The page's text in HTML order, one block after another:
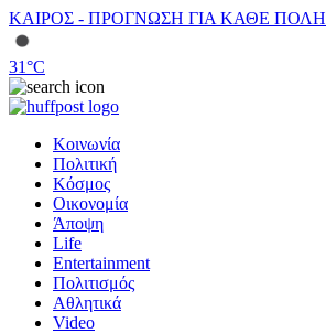
ΚΑΙΡΟΣ - ΠΡΟΓΝΩΣΗ ΓΙΑ ΚΑΘΕ ΠΟΛΗ
31°C
Κοινωνία
Πολιτική
Κόσμος
Οικονομία
Άποψη
Life
Entertainment
Πολιτισμός
Αθλητικά
Video